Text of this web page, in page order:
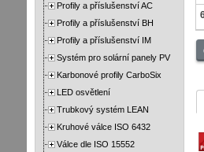
Profily a příslušenství AC
Profily a příslušenství BH
Profily a příslušenství IM
Systém pro solární panely PV
Karbonové profily CarboSix
LED osvětlení
Trubkový systém LEAN
Kruhové válce ISO 6432
Válce dle ISO 15552